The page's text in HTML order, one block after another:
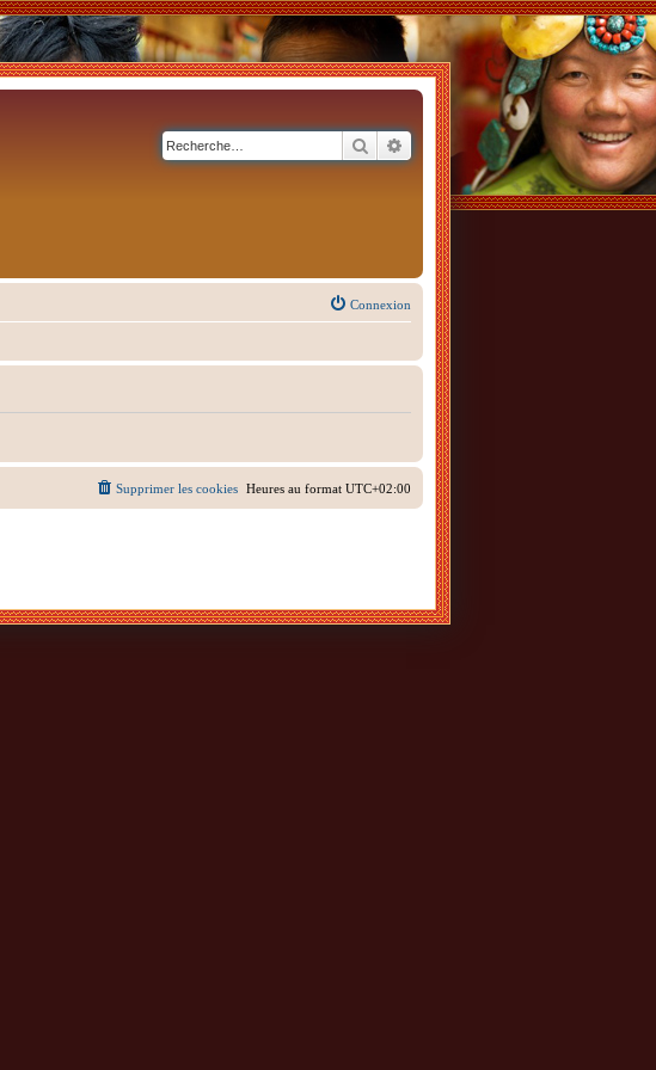
RechercherRecherche avancée
Connexion
Heures au format UTC+02:00
Supprimer les cookies